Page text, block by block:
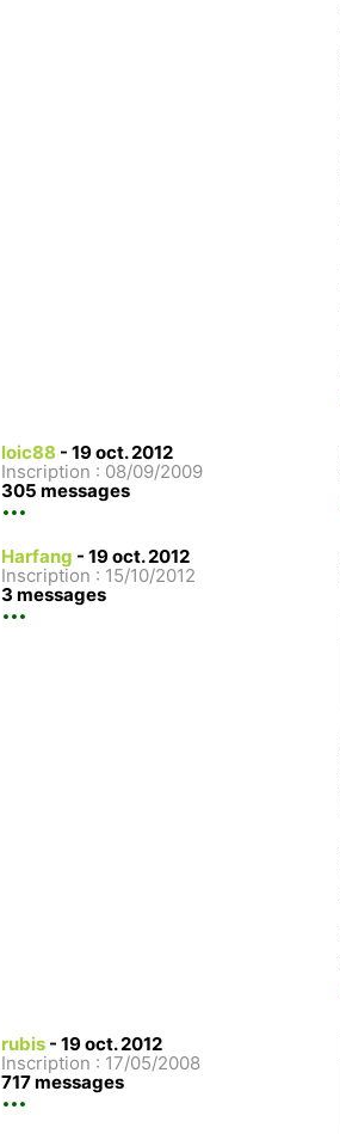
loic88 - 19 oct. 2012
Inscription : 08/09/2009
305 messages
Harfang - 19 oct. 2012
Inscription : 15/10/2012
3 messages
rubis - 19 oct. 2012
Inscription : 17/05/2008
717 messages